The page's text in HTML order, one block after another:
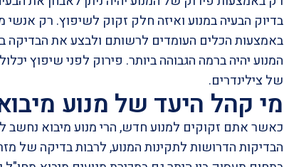
בדיוק הבעיה במנוע ואיזה חלק זקוק לשיפוץ. רק אנשי
באמצעות הכלים העומדים לרשותם ולבצע את הבדיקה
המנוע יהיה ברמה הגבוהה ביותר. פירוק לפני שיפוץ
של צילינדרים.
מי קהל היעד של מנוע
כאשר אתם זקוקים למנוע חדש, הרימנוע מיבוא נחשב
הבדיקות הדרושות לתקינות המנוע, לרבות בדיקה של